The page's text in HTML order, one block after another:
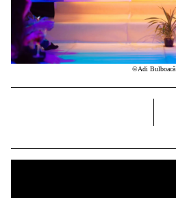
©Adi Bulboacă